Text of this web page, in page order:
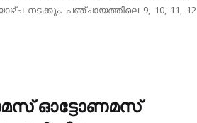
നടക്കും. പഞ്ചായത്തിലെ 9, 10, 11, 12
ഓട്ടോണമസ്